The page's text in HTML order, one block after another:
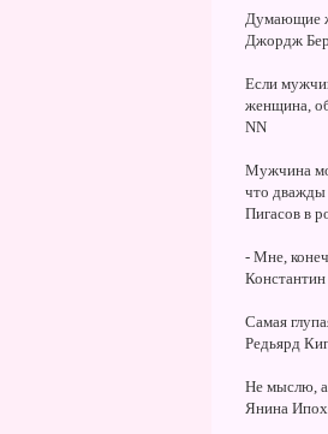
Думающие
Джордж
Если
женщина,
NN
Мужчина
что дважды
Пигасов в
- Мне,
Самая
Редьярд
Не мыслю, а
Янина